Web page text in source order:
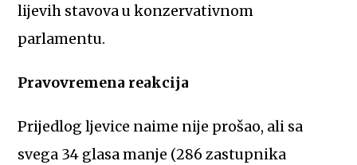
lijevih stavova u konzervativnom
parlamentu.
Pravovremena reakcija
Prijedlog ljevice naime nije prošao, ali sa
svega 34 glasa manje (286 zastupnika